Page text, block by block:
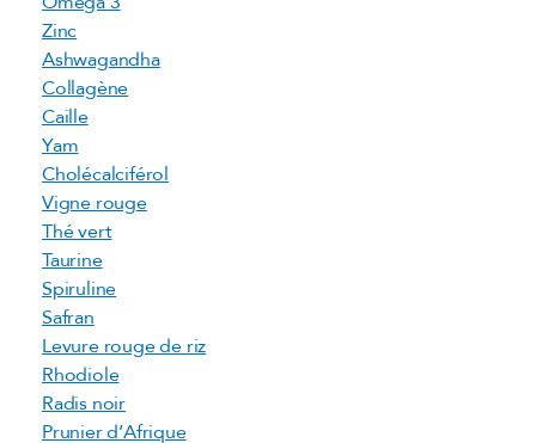
Zinc
Ashwagandha
Collagène
Caille
Yam
Cholécalciférol
Vigne rouge
Thé vert
Taurine
Spiruline
Safran
Levure rouge de riz
Rhodiole
Radis noir
Prunier d’Afrique